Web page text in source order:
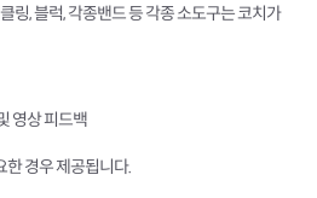
링, 블럭, 각종밴드 등 각종 소도구는 코치가
영상 피드백
경우 제공됩니다.